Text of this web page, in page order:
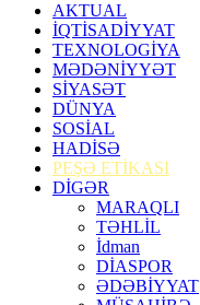
AKTUAL
İQTİSADİYYAT
TEXNOLOGİYA
MƏDƏNİYYƏT
SİYASƏT
DÜNYA
SOSİAL
HADİSƏ
PEŞƏ ETİKASI
DİGƏR
MARAQLI
TƏHLİL
İdman
DİASPOR
ƏDƏBİYYAT